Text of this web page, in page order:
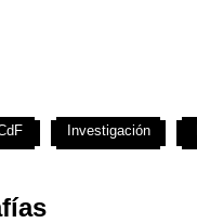
Investigación